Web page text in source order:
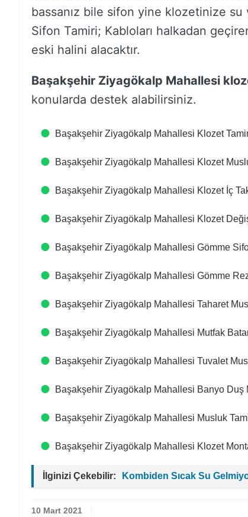
bassanız bile sifon yine klozetinize
Sifon Tamiri; Kabloları halkadan
eski halini alacaktır.
Başakşehir Ziyagökalp Mahallesi
konularda destek alabilirsiniz.
Başakşehir Ziyagökalp Mahallesi Klozet
Başakşehir Ziyagökalp Mahallesi Klozet
Başakşehir Ziyagökalp Mahallesi Klozet İç
Başakşehir Ziyagökalp Mahallesi Klozet
Başakşehir Ziyagökalp Mahallesi Gömme
Başakşehir Ziyagökalp Mahallesi Gömme
Başakşehir Ziyagökalp Mahallesi Taharet
Başakşehir Ziyagökalp Mahallesi Mutfak
Başakşehir Ziyagökalp Mahallesi Tuvalet
Başakşehir Ziyagökalp Mahallesi Banyo Duş
Başakşehir Ziyagökalp Mahallesi Musluk
Başakşehir Ziyagökalp Mahallesi Klozet
İlginizi Çekebilir: Kombiden Sıcak Su
10 Mart 2021